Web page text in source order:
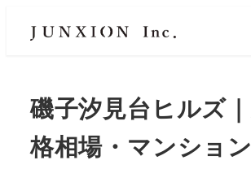
磯子汐見台ヒルズ
格相場・マンショ